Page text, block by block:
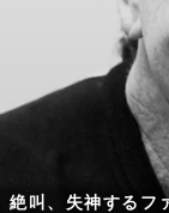
絶叫、失神するフ